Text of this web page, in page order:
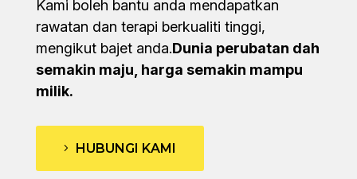
Kami boleh bantu anda mendapatkan
rawatan dan terapi berkualiti tinggi,
mengikut bajet anda.Dunia perubatan dah
semakin maju, harga semakin mampu
milik.
HUBUNGI KAMI